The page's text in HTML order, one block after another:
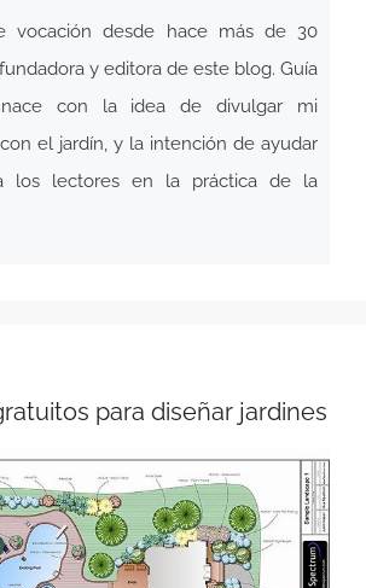
vocación desde hace más de 30
y editora de este blog. Guía
con la idea de divulgar mi
el jardín, y la intención de ayudar
los lectores en la práctica de la
para diseñar jardines